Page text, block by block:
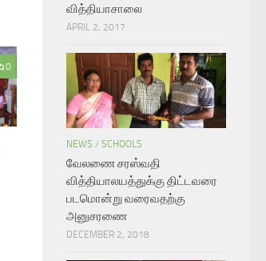
0
வித்தியாசாலை
APRIL 2, 2017
NEWS / SCHOOLS
வேலணை சரஸ்வதி
வித்தியாலயத்துக்கு திட்டவரை
படமொன்று வரைவதற்கு
அனுசரணை
DECEMBER 2, 2018